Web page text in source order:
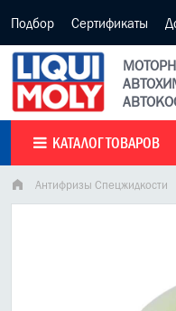
Подбор Сертификаты
КАТАЛОГ ТОВАРОВ
Антифризы Спецжидкости